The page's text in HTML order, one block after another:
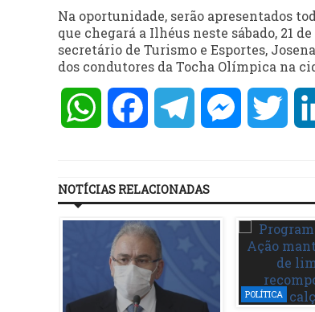
Na oportunidade, serão apresentados
que chegará a Ilhéus neste sábado, 21
secretário de Turismo e Esportes,
dos condutores da Tocha Olímpica na
WhatsAppFacebookTelegramMessenger
NOTÍCIAS RELACIONADAS
POLÍTICA